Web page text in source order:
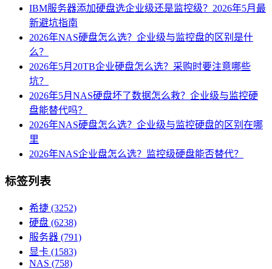
IBM服务器添加硬盘选企业级还是监控级？2026年5月最
新避坑指南
2026年NAS硬盘怎么选？企业级与监控盘的区别是什
么？
2026年5月20TB企业硬盘怎么选？采购时要注意哪些
坑？
2026年5月NAS硬盘坏了数据怎么救？企业级与监控硬
盘能替代吗？
2026年NAS硬盘怎么选？企业级与监控硬盘的区别在哪
里
2026年NAS企业盘怎么选？监控级硬盘能否替代？
标签列表
希捷 (3252)
硬盘 (6238)
服务器 (791)
显卡 (1583)
NAS (758)